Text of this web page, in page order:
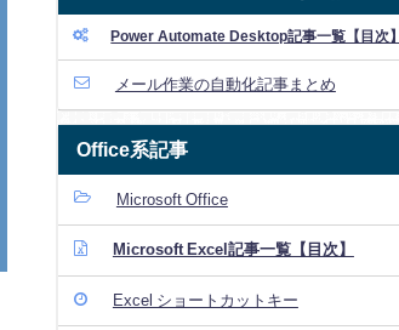
Power Automate Desktop記事一覧【目次】
メール作業の自動化記事まとめ
Office系記事
Microsoft Office
Microsoft Excel記事一覧【目次】
Excel ショートカットキー